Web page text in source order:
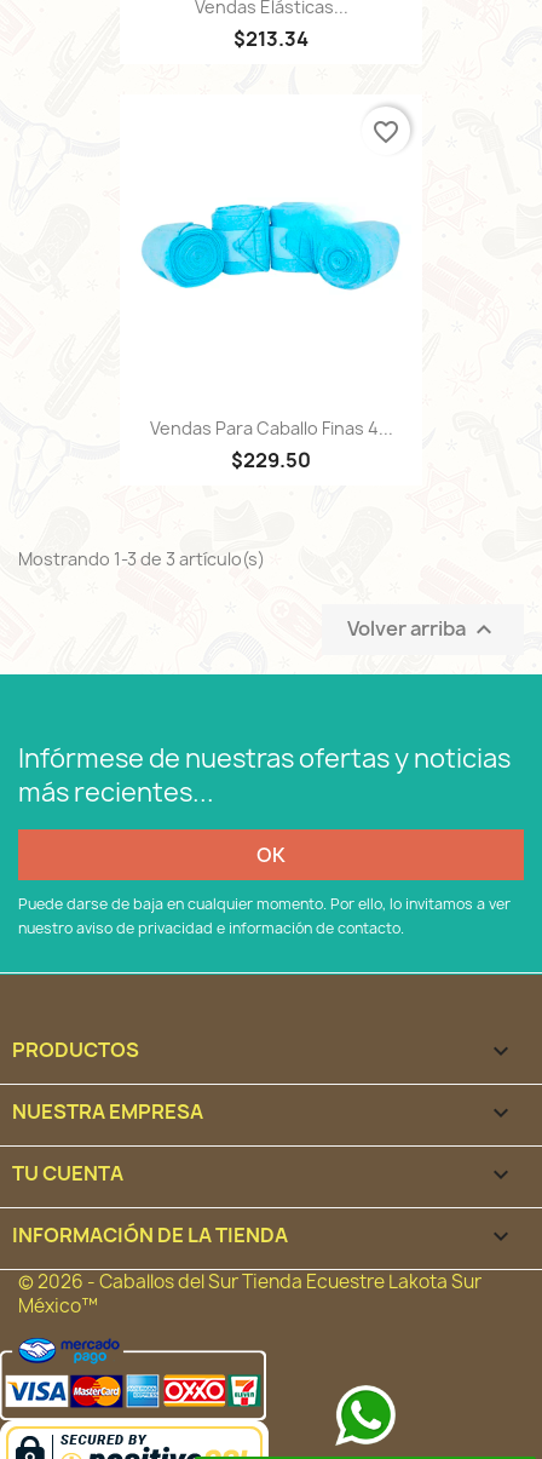
Vendas Elásticas...
$213.34
Vendas Para Caballo Finas 4...
$229.50
favorite_border
Mostrando 1-3 de 3 artículo(s)
Volver arriba 
Infórmese de nuestras ofertas y noticias
más recientes...
Puede darse de baja en cualquier momento. Por ello, lo invitamos a ver
nuestro aviso de privacidad e información de contacto.
PRODUCTOS 
NUESTRA EMPRESA 
TU CUENTA 
INFORMACIÓN DE LA TIENDA keyboard_arrow_down
© 2026 - Caballos del Sur Tienda Ecuestre Lakota Sur
México™